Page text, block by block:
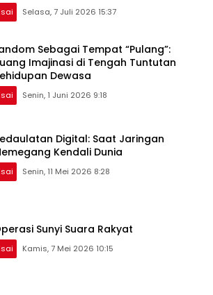
Selasa, 7 Juli 2026 15:37
Sebagai Tempat “Pulang”:
Imajinasi di Tengah Tuntutan
Dewasa
Senin, 1 Juni 2026 9:18
Digital: Saat Jaringan
Kendali Dunia
Senin, 11 Mei 2026 8:28
Sunyi Suara Rakyat
Kamis, 7 Mei 2026 10:15